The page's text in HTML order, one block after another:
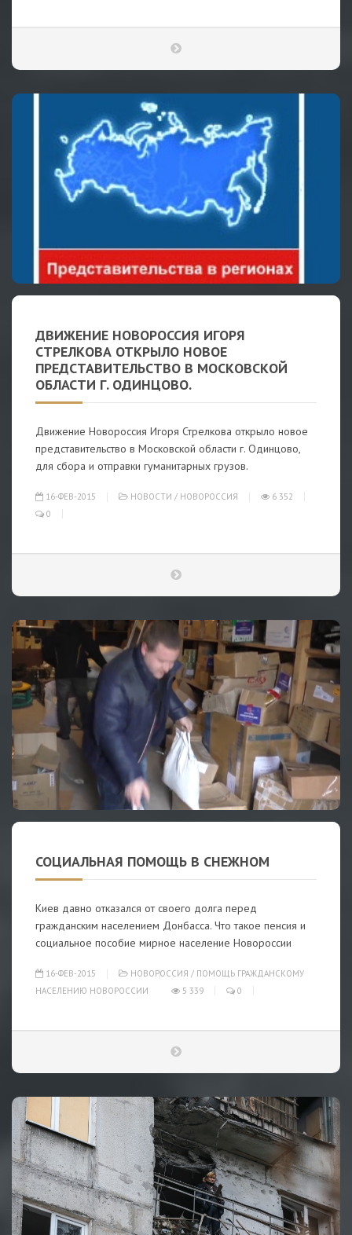
ДВИЖЕНИЕ НОВОРОССИЯ ИГОРЯ
СТРЕЛКОВА ОТКРЫЛО НОВОЕ
ПРЕДСТАВИТЕЛЬСТВО В МОСКОВСКОЙ
ОБЛАСТИ Г. ОДИНЦОВО.
Движение Новороссия Игоря Стрелкова открыло новое
представительство в Московской области г. Одинцово,
для сбора и отправки гуманитарных грузов.
16-ФЕВ-2015 НОВОСТИ / НОВОРОССИЯ
6 352
0
СОЦИАЛЬНАЯ ПОМОЩЬ В СНЕЖНОМ
Киев давно отказался от своего долга перед
гражданским населением Донбасса. Что такое пенсия и
социальное пособие мирное население Новороссии
16-ФЕВ-2015 НОВОРОССИЯ / ПОМОЩЬ ГРАЖДАНСКОМУ
НАСЕЛЕНИЮ НОВОРОССИИ
5 339 0